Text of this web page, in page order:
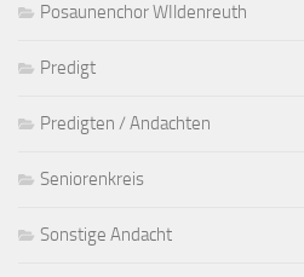
Posaunenchor WIldenreuth
Predigt
Predigten / Andachten
Seniorenkreis
Sonstige Andacht